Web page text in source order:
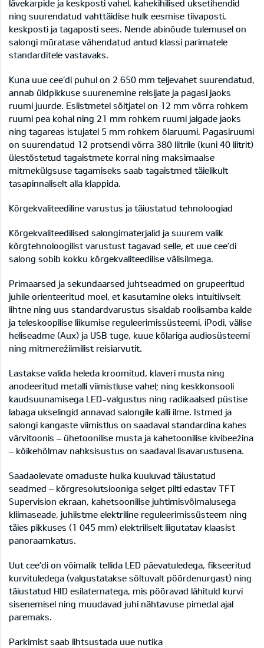
lävekarpide ja keskposti vahel, kahekihilised uksetihendid
ning suurendatud vahttäidise hulk eesmise tiivaposti,
keskposti ja tagaposti sees. Nende abinõude tulemusel on
salongi müratase vähendatud antud klassi parimatele
standarditele vastavaks.
Kuna uue cee’di puhul on 2 650 mm teljevahet suurendatud,
annab üldpikkuse suurenemine reisijate ja pagasi jaoks
ruumi juurde. Esiistmetel sõitjatel on 12 mm võrra rohkem
ruumi pea kohal ning 21 mm rohkem ruumi jalgade jaoks
ning tagareas istujatel 5 mm rohkem õlaruumi. Pagasiruumi
on suurendatud 12 protsendi võrra 380 liitrile (kuni 40 liitrit)
ülestõstetud tagaistmete korral ning maksimaalse
mitmekülgsuse tagamiseks saab tagaistmed täielikult
tasapinnaliselt alla klappida.
Kõrgekvaliteediline varustus ja täiustatud tehnoloogiad
Kõrgekvaliteedilised salongimaterjalid ja suurem valik
kõrgtehnoloogilist varustust tagavad selle, et uue cee’di
salong sobib kokku kõrgekvaliteedilise välisilmega.
Primaarsed ja sekundaarsed juhtseadmed on grupeeritud
juhile orienteeritud moel, et kasutamine oleks intuitiivselt
lihtne ning uus standardvarustus sisaldab roolisamba kalde
ja teleskoopilise liikumise reguleerimissüsteemi, iPodi, välise
heliseadme (Aux) ja USB tuge, kuue kõlariga audiosüsteemi
ning mitmerežiimilist reisiarvutit.
Lastakse valida heleda kroomitud, klaveri musta ning
anodeeritud metalli viimistluse vahel; ning keskkonsooli
kaudsuunamisega LED-valgustus ning radikaalsed püstise
labaga ukselingid annavad salongile kalli ilme. Istmed ja
salongi kangaste viimistlus on saadaval standardina kahes
värvitoonis – ühetoonilise musta ja kahetoonilise kivibeežina
– kõikehõlmav nahksisustus on saadaval lisavarustusena.
Saadaolevate omaduste hulka kuuluvad täiustatud
seadmed – kõrgresolutsiooniga selget pilti edastav TFT
Supervision ekraan, kahetsoonilise juhtimisvõimalusega
kliimaseade, juhiistme elektriline reguleerimissüsteem ning
täies pikkuses (1 045 mm) elektriliselt liigutatav klaasist
panoraamkatus.
Uut cee’di on võimalik tellida LED päevatuledega, fikseeritud
kurvituledega (valgustatakse sõltuvalt pöördenurgast) ning
täiustatud HID esilaternatega, mis pööravad lähituld kurvi
sisenemisel ning muudavad juhi nähtavuse pimedal ajal
paremaks.
Parkimist saab lihtsustada uue nutika